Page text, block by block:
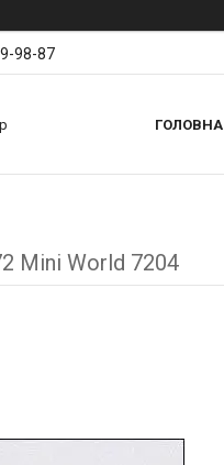
98-87
ГОЛОВНА
Mini World 7204